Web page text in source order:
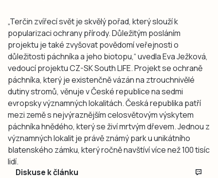
„Terčin zvířecí svět je skvělý pořad, který slouží k
popularizaci ochrany přírody. Důležitým posláním
projektu je také zvyšovat povědomí veřejnosti o
důležitosti páchníka a jeho biotopu,“ uvedla Eva Ježková,
vedoucí projektu CZ-SK South LIFE. Projekt se ochraně
páchníka, který je existenčně vázán na ztrouchnivělé
dutiny stromů, věnuje v České republice na sedmi
evropsky významných lokalitách. Česká republika patří
mezi země s nejvýraznějším celosvětovým výskytem
páchníka hnědého, který se živí mrtvým dřevem. Jednou z
významných lokalit je právě známý park u unikátního
blatenského zámku, který ročně navštíví více než 100 tisíc
lidí.
Diskuse k článku